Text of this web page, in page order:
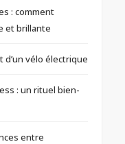
: comment
et brillante
d’un vélo électrique
: un rituel bien-
entre